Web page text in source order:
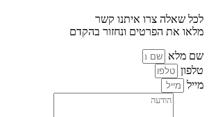
לכל שאלה צרו איתנו קשר
מלאו את הפרטים ונחזור בהקדם
שם מלא
טלפון
מייל